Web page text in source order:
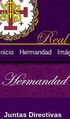
Inicio Hermandad
Juntas Directivas